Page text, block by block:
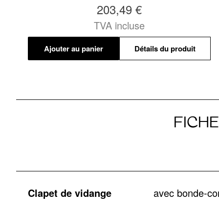
203,49 €
TVA incluse
Ajouter au panier Détails du produit
Clapet de vidange avec bonde-